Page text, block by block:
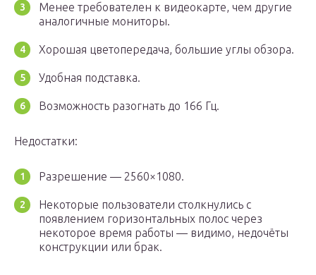
Менее требователен к видеокарте, чем другие
аналогичные мониторы.
Хорошая цветопередача, большие углы обзора.
Удобная подставка.
Возможность разогнать до 166 Гц.
Недостатки:
Разрешение — 2560×1080.
Некоторые пользователи столкнулись с
появлением горизонтальных полос через
некоторое время работы — видимо, недочёты
конструкции или брак.